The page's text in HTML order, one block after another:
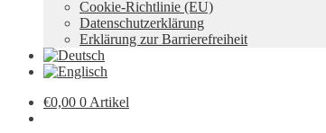
Cookie-Richtlinie (EU)
Datenschutzerklärung
Erklärung zur Barrierefreiheit
€0,00 0 Artikel